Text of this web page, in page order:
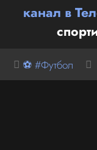
канал в
⚽ #Футбол